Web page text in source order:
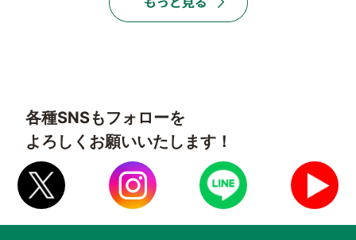
各種SNSもフォローを
よろしくお願いいたします！